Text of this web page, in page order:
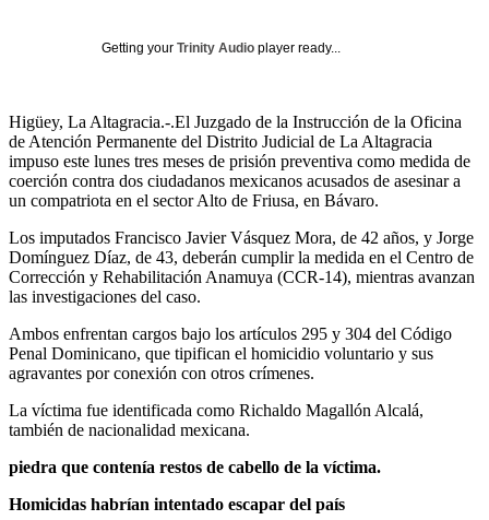
Getting your Trinity Audio player ready...
Higüey, La Altagracia.-.El Juzgado de la Instrucción de la Oficina
de Atención Permanente del Distrito Judicial de La Altagracia
impuso este lunes tres meses de prisión preventiva como medida de
coerción contra dos ciudadanos mexicanos acusados de asesinar a
un compatriota en el sector Alto de Friusa, en Bávaro.
Los imputados Francisco Javier Vásquez Mora, de 42 años, y Jorge
Domínguez Díaz, de 43, deberán cumplir la medida en el Centro de
Corrección y Rehabilitación Anamuya (CCR-14), mientras avanzan
las investigaciones del caso.
Ambos enfrentan cargos bajo los artículos 295 y 304 del Código
Penal Dominicano, que tipifican el homicidio voluntario y sus
agravantes por conexión con otros crímenes.
La víctima fue identificada como Richaldo Magallón Alcalá,
también de nacionalidad mexicana.
piedra que contenía restos de cabello de la víctima.
Homicidas habrían intentado escapar del país